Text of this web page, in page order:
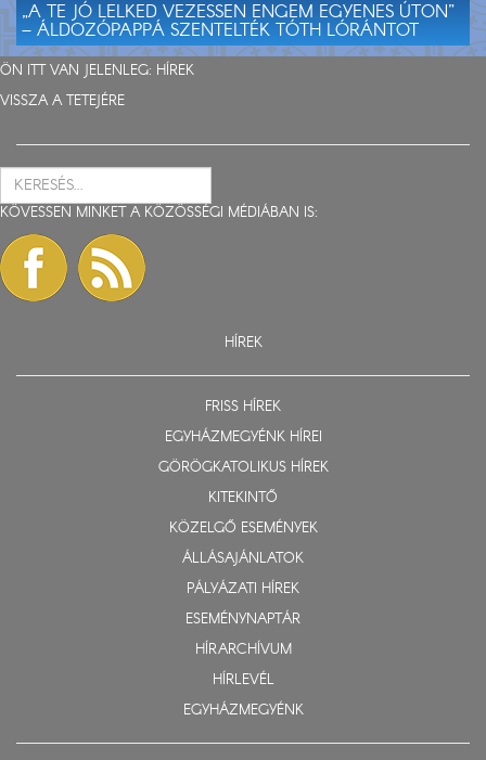
„A TE JÓ LELKED VEZESSEN ENGEM EGYENES ÚTON”
– ÁLDOZÓPAPPÁ SZENTELTÉK TÓTH LÓRÁNTOT
ÖN ITT VAN JELENLEG: HÍREK
VISSZA A TETEJÉRE
KÖVESSEN MINKET A KÖZÖSSÉGI MÉDIÁBAN IS:
HÍREK
FRISS HÍREK
EGYHÁZMEGYÉNK HÍREI
GÖRÖGKATOLIKUS HÍREK
KITEKINTŐ
KÖZELGŐ ESEMÉNYEK
ÁLLÁSAJÁNLATOK
PÁLYÁZATI HÍREK
ESEMÉNYNAPTÁR
HÍRARCHÍVUM
HÍRLEVÉL
EGYHÁZMEGYÉNK